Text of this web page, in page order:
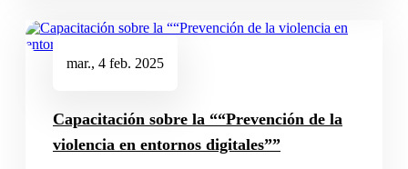
mar., 4 feb. 2025
Capacitación sobre la ““Prevención de la
violencia en entornos digitales””